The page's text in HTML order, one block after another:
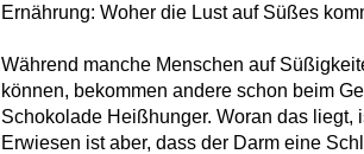
Ernährung: Woher die Lust auf Süßes
Während manche Menschen auf
können, bekommen andere schon beim
Schokolade Heißhunger. Woran das liegt,
Erwiesen ist aber, dass der Darm eine